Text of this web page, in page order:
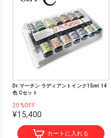
Dr.マーチン ラディアントインク15ml 14
色 Cセット
20%OFF
¥15,400
カートに入れる